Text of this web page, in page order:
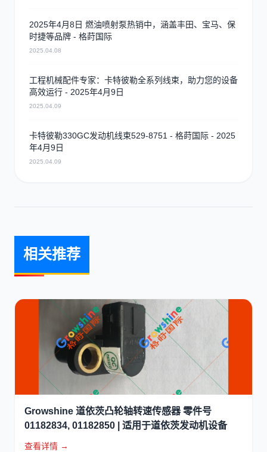
2025年4月8日 燃油喷射泵热销中，涵盖丰田、宝马、保
时捷等品牌 - 格莳国际
2025.04.08
工程机械配件专家：卡特彼勒全系列线束，助力您的设备
高效运行 - 2025年4月9日
2025.04.09
卡特彼勒330GC发动机线束529-8751 - 格莳国际 - 2025
年4月9日
2025.04.09
相关推荐
Growshine 道依茨凸轮轴转速传感器 零件号
01182834, 01182850 | 适用于道依茨发动机设备
查看详情 →